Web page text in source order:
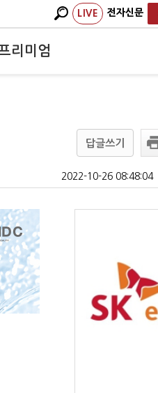
LIVE 전자신문
리미엄
답글쓰기
2022-10-26 08:48:04